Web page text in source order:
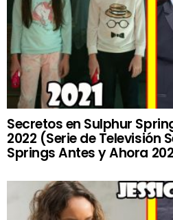
Secretos en Sulphur
2022 (Serie de Televisión
Springs Antes y Ahora